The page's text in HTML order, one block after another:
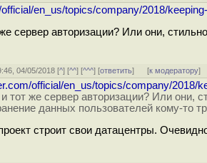
en_us/topics/company/2018/
сервер авторизации? Или они,
04/05/2018 [^] [^^] [^^^] [ответить] [к модератору]
official/en_us/topics/company/2018/
тот же сервер авторизации? Или они,
данных пользователей кому-то
строит свои датацентры.